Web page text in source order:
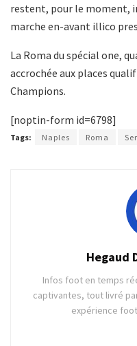
restent, pour le moment,
marche en-avant illico
La Roma du spécial one,
accrochée aux places
Champions.
[noptin-form id=6798]
Tags: Naples Roma
Hegaud
Infos foot en temps
captivantes, tout livré
expérience